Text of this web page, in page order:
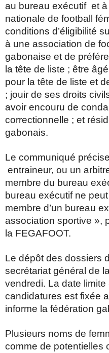
au bureau exécutif et
nationale de football
conditions d’éligibilité
à une association de
gabonaise et de
la tête de liste ; être
pour la tête de liste et
; jouir de ses droits
avoir encouru de
correctionnelle ; et
gabonais.
Le communiqué
entraineur, ou un
membre du bureau
bureau exécutif ne
membre d’un bureau
association sportive »,
la FEGAFOOT.
Le dépôt des dossiers
secrétariat général de
vendredi. La date
candidatures est fixée
informe la fédération
Plusieurs noms de
comme de potentielles